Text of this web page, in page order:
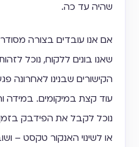
שהיה עד כה.
אם אנו עובדים בצורה
שאנו בונים ללקוח, נוכל
הקישורים שבנינו לאחרונה
עוד קצת במיקומים. במידה
נוכל לקבל את הפידבק
או לשינוי האנקור טקסט –